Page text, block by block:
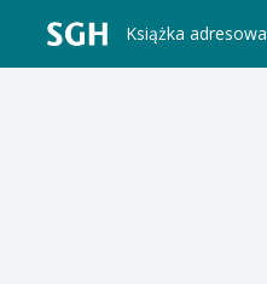
Książka adresowa